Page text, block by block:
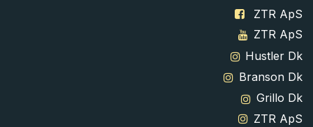
ZTR ApS
ZTR ApS
Hustler Dk
Branson Dk
Grillo Dk
ZTR ApS